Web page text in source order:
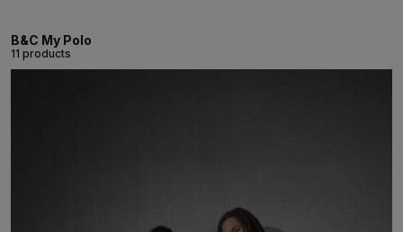
B&C My Polo
11 products